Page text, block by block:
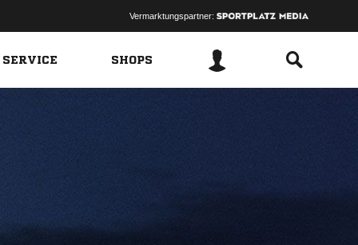
Vermarktungspartner:
SHOPS